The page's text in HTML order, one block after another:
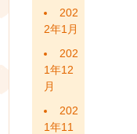
202
2年1月
202
1年12
月
202
1年11